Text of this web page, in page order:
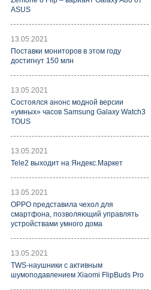
ASUS
13.05.2021
Поставки мониторов в этом году
достигнут 150 млн
13.05.2021
Состоялся анонс модной версии
«умных» часов Samsung Galaxy Watch3
TOUS
13.05.2021
Tele2 выходит на Яндекс.Маркет
13.05.2021
OPPO представила чехол для
смартфона, позволяющий управлять
устройствами умного дома
13.05.2021
TWS-наушники с активным
шумоподавлением Xiaomi FlipBuds Pro